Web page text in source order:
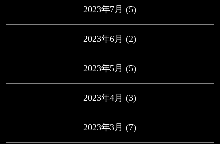
2023年7月 (5)
2023年6月 (2)
2023年5月 (5)
2023年4月 (3)
2023年3月 (7)